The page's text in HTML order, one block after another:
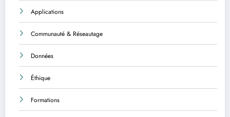
Applications
Communauté & Réseautage
Données
Éthique
Formations